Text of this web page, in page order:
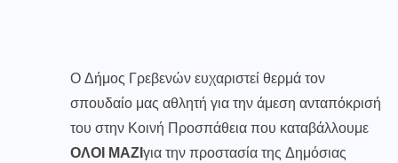
Ο Δήμος Γρεβενών ευχαριστεί θερμά τον
σπουδαίο μας αθλητή για την άμεση ανταπόκρισή
του στην Κοινή Προσπάθεια που καταβάλλουμε
ΟΛΟΙ ΜΑΖΙγια την προστασία της Δημόσιας